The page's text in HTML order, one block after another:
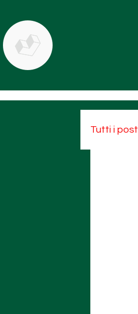
Tutti i post